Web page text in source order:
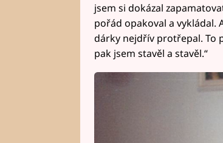
jsem si dokázal
pořád opakoval a vykládal.
dárky nejdřív protřepal. To
pak jsem stavěl a stavěl.“